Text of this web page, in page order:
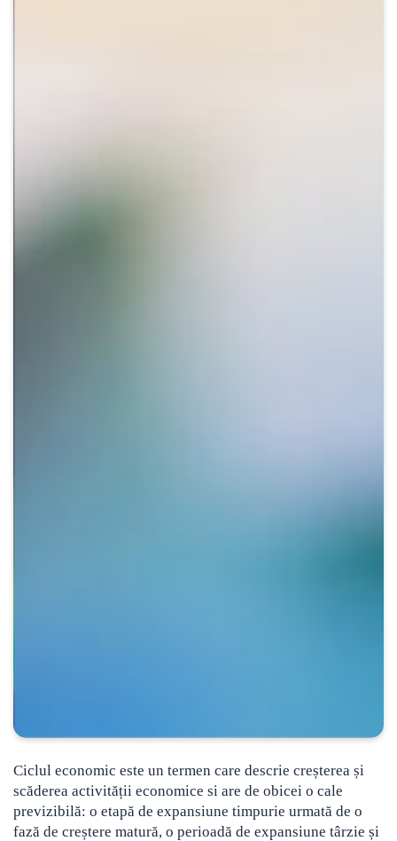
Ciclul economic este un termen care descrie creșterea și
scăderea activității economice si are de obicei o cale
previzibilă: o etapă de expansiune timpurie urmată de o
fază de creștere matură, o perioadă de expansiune târzie și